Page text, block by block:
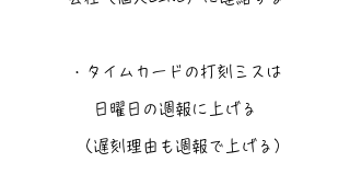
・タイムカードの打刻ミスは
日曜日の週報に上げる
（遅刻理由も週報で上げる）